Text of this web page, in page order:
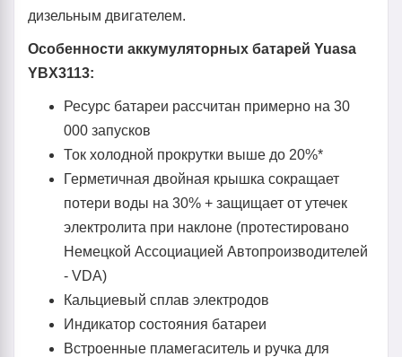
дизельным двигателем.
Особенности аккумуляторных батарей Yuasa
YBX3113:
Ресурс батареи рассчитан примерно на 30
000 запусков
Ток холодной прокрутки выше до 20%*
Герметичная двойная крышка сокращает
потери воды на 30% + защищает от утечек
электролита при наклоне (протестировано
Немецкой Ассоциацией Автопроизводителей
- VDA)
Кальциевый сплав электродов
Индикатор состояния батареи
Встроенные пламегаситель и ручка для